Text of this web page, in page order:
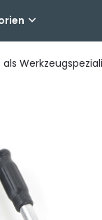
als